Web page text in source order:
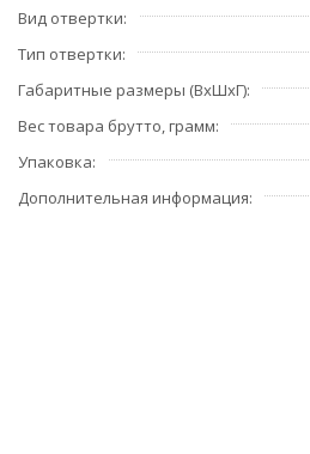
Вид отвертки
Тип отвертки
Габаритные размеры (ВхШхГ)
Вес товара брутто, грамм
Упаковка
Дополнительная информация